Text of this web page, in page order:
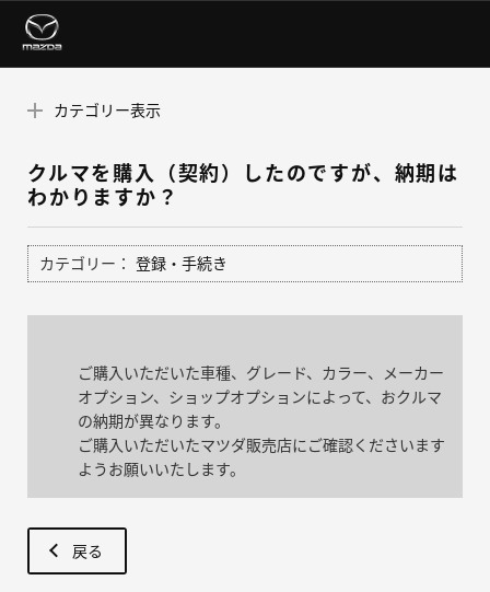
カテゴリー表示
クルマを購入（契約）したのですが、納期は
わかりますか？
カテゴリー： 登録・手続き
ご購入いただいた車種、グレード、カラー、メーカー
オプション、ショップオプションによって、おクルマ
の納期が異なります。
ご購入いただいたマツダ販売店にご確認くださいます
ようお願いいたします。
戻る